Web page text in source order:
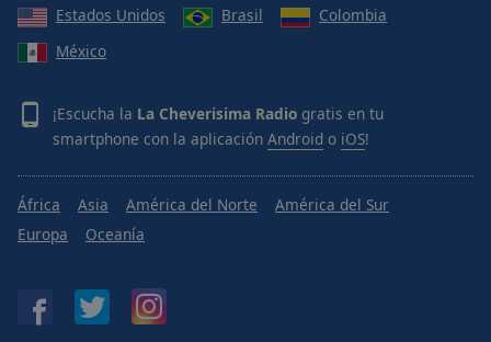
Estados Unidos
Brasil
Colombia
México
¡Escucha la La Cheverisima Radio gratis en tu
smartphone con la aplicación Android o iOS!
África Asia América del Norte
América del Sur
Europa
Oceanía